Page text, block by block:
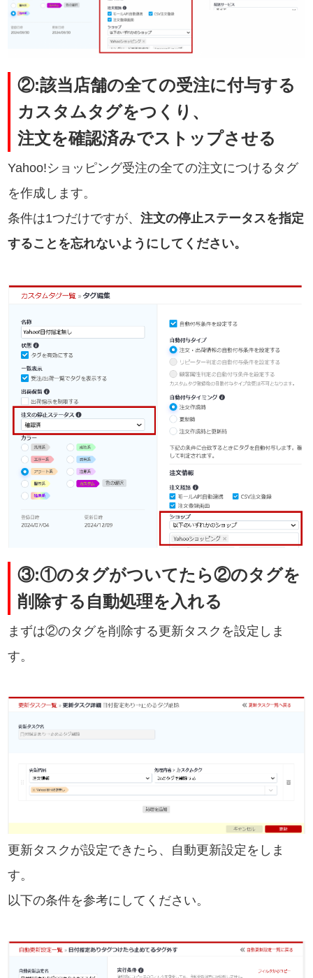
②:該当店舗の全ての受注に付与する
カスタムタグをつくり、
注文を確認済みでストップさせる
Yahoo!ショッピング受注の全ての注文につけるタグ
を作成します。
条件は1つだけですが、注文の停止ステータスを指定
することを忘れないようにしてください。
③:①のタグがついてたら②のタグを
削除する自動処理を入れる
まずは②のタグを削除する更新タスクを設定しま
す。
更新タスクが設定できたら、自動更新設定をしま
す。
以下の条件を参考にしてください。